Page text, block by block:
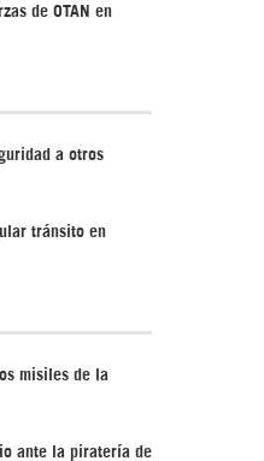
de OTAN en
a otros
tránsito en
misiles de la
ante la piratería de